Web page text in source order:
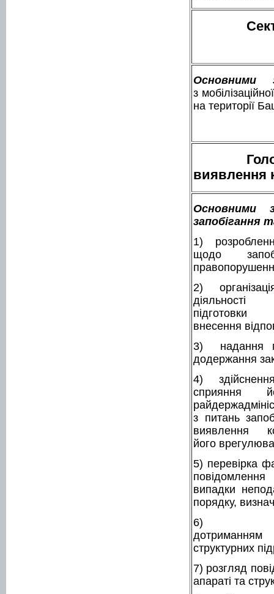
Основними
з
на території
виявлення
Основними
запобігання
1)
щодо
2)
внесення
3) надання
додержання
4)
сприяння
з питань
виявлення
його
5) перевірка
випадки
порядку,
6)
дотриманням
структурних
7) розгляд
апараті та